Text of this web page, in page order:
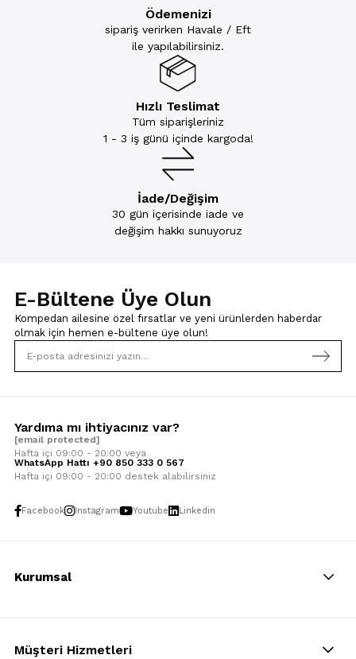
Ödemenizi
sipariş verirken Havale / Eft
ile yapılabilirsiniz.
Hızlı Teslimat
Tüm siparişleriniz
1 - 3 iş günü içinde kargoda!
İade/Değişim
30 gün içerisinde iade ve
değişim hakkı sunuyoruz
E-Bültene Üye Olun
Kompedan ailesine özel fırsatlar ve yeni ürünlerden haberdar
olmak için hemen e-bültene üye olun!
Yardıma mı ihtiyacınız var?
[email protected]
Hafta içi 09:00 - 20:00 veya
WhatsApp Hattı +90 850 333 0 567
Hafta içi 09:00 - 20:00 destek alabilirsiniz
Facebook Instagram Youtube Linkedin
Kurumsal
Müşteri Hizmetleri